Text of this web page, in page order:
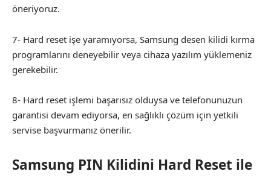
öneriyoruz.
7- Hard reset işe yaramıyorsa, Samsung desen kilidi kırma
programlarını deneyebilir veya cihaza yazılım yüklemeniz
gerekebilir.
8- Hard reset işlemi başarısız olduysa ve telefonunuzun
garantisi devam ediyorsa, en sağlıklı çözüm için yetkili
servise başvurmanız önerilir.
Samsung PIN Kilidini Hard Reset ile